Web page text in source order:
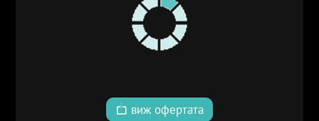
виж офертата